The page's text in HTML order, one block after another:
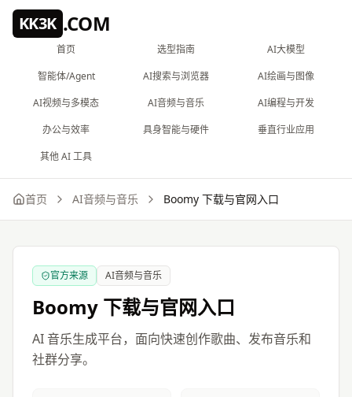
跳到主要内容
KK3K .COM
首页 选型指南
AI大模型
智能体/Agent
AI搜索与浏览器
AI绘画与图像
AI视频与多模态
AI音频与音乐
AI编程与开发
办公与效率
具身智能与硬件
垂直行业应用
其他 AI 工具
首页 AI音频与音乐 Boomy 下载与官网入口
官方来源 AI音频与音乐
Boomy 下载与官网入口
AI 音乐生成平台，面向快速创作歌曲、发布音乐和
社群分享。